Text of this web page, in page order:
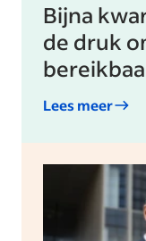
Bijna
de druk
Lees meer